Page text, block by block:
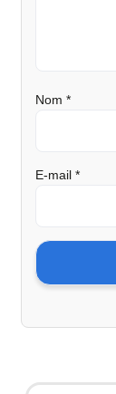
Nom *
E-mail *